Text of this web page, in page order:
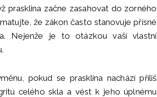
prasklina začne zasahovat do zorného
že zákon často stanovuje přísné
Nejenže je to otázkou vaší vlastní
pokud se prasklina nachází příliš
celého skla a vést k jeho úplnému